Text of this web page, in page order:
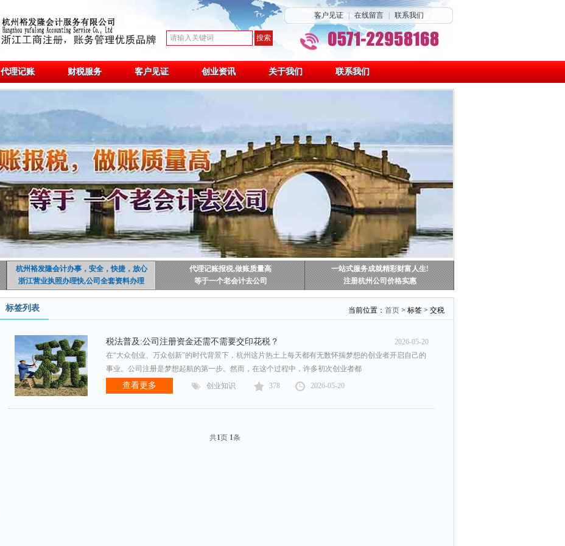
客户见证 在线留言 联系我们
代理记账 财税服务 客户见证 创业资讯 关于我们 联系我们
杭州裕发隆会计办事，安全，快捷，放心
浙江营业执照办理快,公司全套资料办理
代理记账报税,做账质量高
等于一个老会计去公司
一站式服务成就精彩财富人生!
注册杭州公司价格实惠
当前位置： 首页 > 标签 > 交税
标签列表
2026-05-20
税法普及:公司注册资金还需不需要交印花税？
在“大众创业、万众创新”的时代背景下，杭州这片热土上每天都有无数怀揣梦想的创业者开启自己的
事业。公司注册是梦想起航的第一步。然而，在这个过程中，许多初次创业者都
查看更多 创业知识 378 2026-05-20
共1页 1条